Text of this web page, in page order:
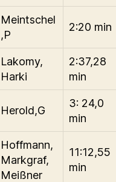
Meintschel
,P
2:20 min
Lakomy,
Harki
2:37,28
min
Herold,G
3: 24,0
min
Hoffmann,
Markgraf,
Meißner
11:12,55
min